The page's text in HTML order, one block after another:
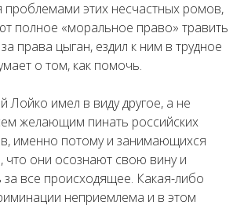
этих несчастных ромов,
полное «моральное право» травить
права цыган, ездил к ним в трудное
о том, как помочь.
Лойко имел в виду другое, а не
желающим пинать российских
именно потому и занимающихся
они осознают свою вину и
за все происходящее. Какая-либо
неприемлема и в этом